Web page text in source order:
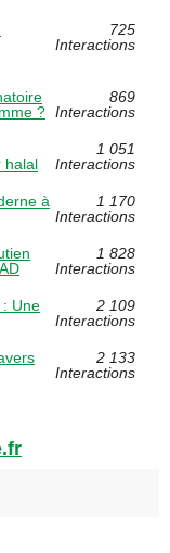
725
Interactions
?
869
Interactions
halal
1 051
Interactions
à
1 170
Interactions
1 828
Interactions
Une
2 109
Interactions
2 133
Interactions